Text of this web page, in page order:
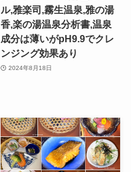
ル,雅楽司,霧生温泉,雅の湯
香,楽の湯温泉分析書,温泉
成分は薄いがpH9.9でクレ
ンジング効果あり
2024年8月18日